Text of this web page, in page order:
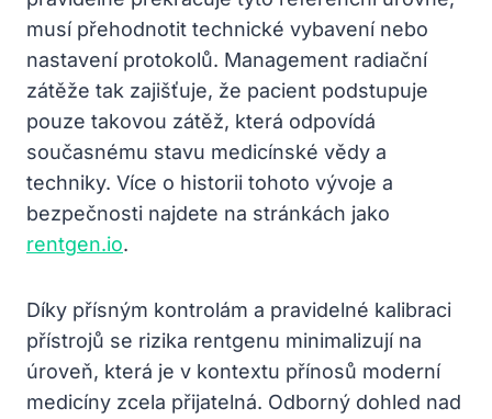
musí přehodnotit technické vybavení nebo
nastavení protokolů. Management radiační
zátěže tak zajišťuje, že pacient podstupuje
pouze takovou zátěž, která odpovídá
současnému stavu medicínské vědy a
techniky. Více o historii tohoto vývoje a
bezpečnosti najdete na stránkách jako
rentgen.io.
Díky přísným kontrolám a pravidelné kalibraci
přístrojů se rizika rentgenu minimalizují na
úroveň, která je v kontextu přínosů moderní
medicíny zcela přijatelná. Odborný dohled nad